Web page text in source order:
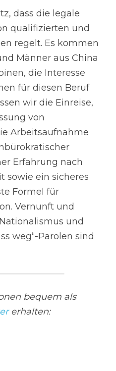
dass die legale
qualifizierten und
regelt. Es kommen
Männer aus China
die Interesse
für diesen Beruf
wir die Einreise,
von
Arbeitsaufnahme
Erfahrung nach
sowie ein sicheres
Formel für
Vernunft und
und
weg“-Parolen sind
Mehr Informationen bequem als
erhalten: